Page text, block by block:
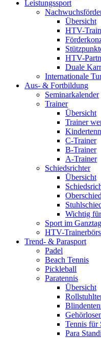
Leistungssport
Übersicht
HTV-
HTV-
Duale
Internationale
Aus- & Fortbildung
Seminarkalender
Trainer
Übersicht
Trainer
C-Trainer
B-Trainer
A-Trainer
Schiedsrichter
Übersicht
Wichtig
Sport im Ganztag
HTV-
Trend- & Parasport
Padel
Beach Tennis
Pickleball
Paratennis
Übersicht
Tennis für
Para